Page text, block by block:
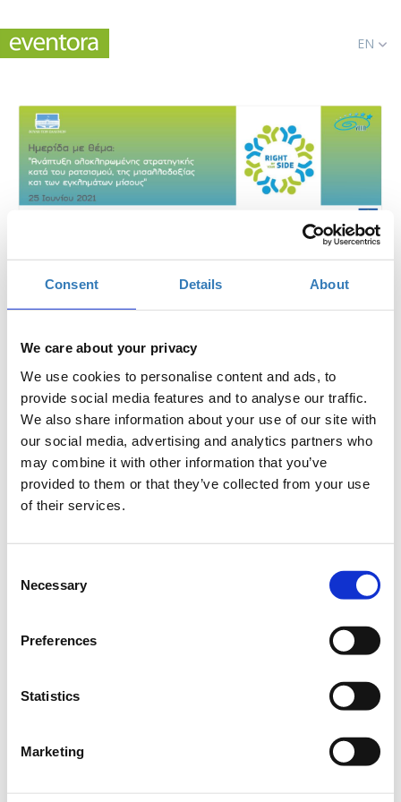
Consent Details About
We care about your privacy
We use cookies to personalise content and ads, to
provide social media features and to analyse our traffic.
We also share information about your use of our site with
our social media, advertising and analytics partners who
may combine it with other information that you’ve
provided to them or that they’ve collected from your use
of their services.
Selection
Necessary
Preferences
Statistics
Marketing
EN
Developing a Comprehensive Strategy Against
When?
Add to your calendar
Online
Online Registration Registrations period has ended.
Στο πλαίσιο του ευρωπαϊκού προγράμματος «Δικαιώματα,
Ισότητα και Ιθαγένεια» (Rights, Equality and Citizenship – REC)
Δικαιοσύνης, το Πάντειο Πανεπιστήμιο και η Βουλή των
Ελλήνων υλοποιούν το έργο με τίτλο «Ανάπτυξη
μισαλλοδοξίας και των εγκλημάτων μίσους», διάρκειας 24